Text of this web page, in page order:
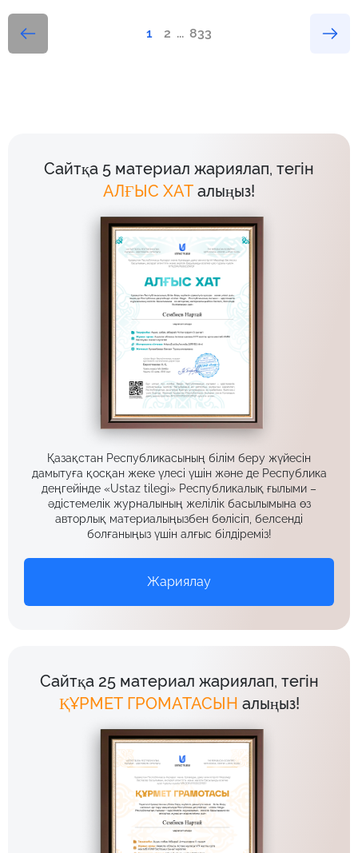
1 2 ... 833
Сайтқа 5 материал жариялап, тегін
АЛҒЫС ХАТ алыңыз!
Қазақстан Республикасының білім беру жүйесін
дамытуға қосқан жеке үлесі үшін және де Республика
деңгейінде «Ustaz tilegi» Республикалық ғылыми –
әдістемелік журналының желілік басылымына өз
авторлық материалыңызбен бөлісіп, белсенді
болғаныңыз үшін алғыс білдіреміз!
Жариялау
Сайтқа 25 материал жариялап, тегін
ҚҰРМЕТ ГРОМАТАСЫН алыңыз!